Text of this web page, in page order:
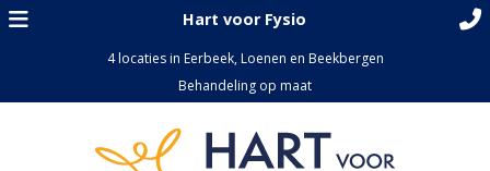
Hart voor Fysio
4 locaties in Eerbeek, Loenen en Beekbergen
Behandeling op maat